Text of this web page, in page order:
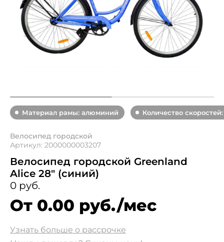
Материал рамы: алюминий Количество скоростей:
Велосипед городской
Артикул: 2000000003207
Велосипед городской Greenland
Alice 28" (синий)
0 руб.
От 0.00 руб./мес
Узнать больше о рассрочке